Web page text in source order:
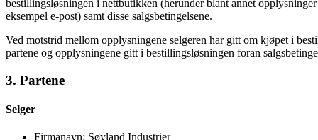
bestillingsløsningen i nettbutikken (herunder blant annet
eksempel e-post) samt disse salgsbetingelsene.
Ved motstrid mellom opplysningene selgeren har gitt om kjøpet i
partene og opplysningene gitt i bestillingsløsningen foran
3. Partene
Selger
Firmanavn: Søyland Industrier